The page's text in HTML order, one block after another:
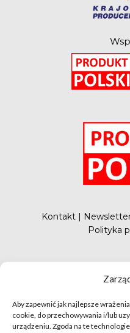
Aby zapewnić jak najlepsze
cookie, do przechowywania i/lub
urządzeniu. Zgoda na te
Kontakt |
Polityka